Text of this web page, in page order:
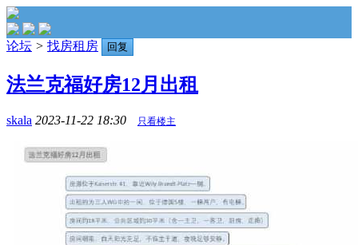
论坛 > 找房租房 回复
法兰克福好房12月出租
skala 2023-11-22 18:30 只看楼主